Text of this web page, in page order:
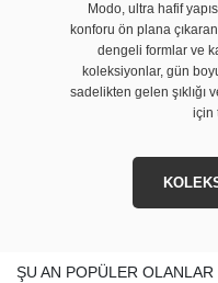
Modo, ultra hafif
konforu ön plana
dengeli formlar ve
koleksiyonlar, gün
sadelikten gelen
için
ŞU AN POPÜLER OLANLAR